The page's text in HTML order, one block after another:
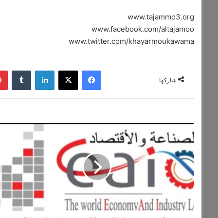
www.tajammo3.org
www.facebook.com/altajamoo
www.twitter.com/khayarmoukawama
شاركها
فيسبوك ‫X لينكدإن ‏Tumblr
عالم
الصناعة
والاقتصاد
..
الخبر
اينما
كنتم